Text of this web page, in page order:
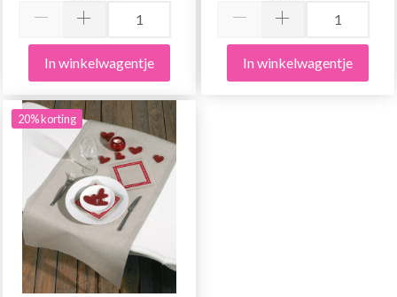
In winkelwagentje In winkelwagentje
20% korting